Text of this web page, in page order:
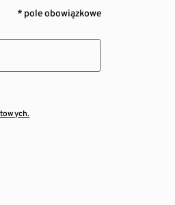
* pole obowiązkowe